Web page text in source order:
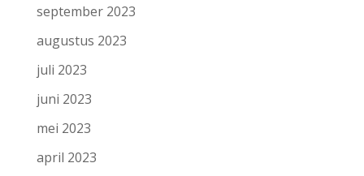
september 2023
augustus 2023
juli 2023
juni 2023
mei 2023
april 2023